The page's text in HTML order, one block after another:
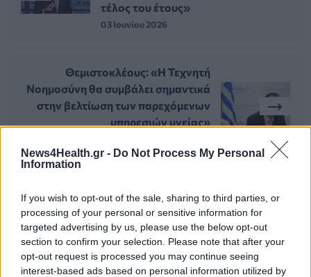
News4Health.gr - Do Not Process My Personal
Information
If you wish to opt-out of the sale, sharing to third parties, or
processing of your personal or sensitive information for
targeted advertising by us, please use the below opt-out
section to confirm your selection. Please note that after your
opt-out request is processed you may continue seeing
interest-based ads based on personal information utilized by
τέλος του έτους»
03 Ιουνίου 2026
Θεμιστοκλέους: «Η Τεχνητή
Νοημοσύνη θα συμβάλει σημαντικά
στην βελτίωση των παρεχόμενων
υπηρεσιών υγείας»
ΣΧΕΤΙΚΑ ΑΡΘΡΑ